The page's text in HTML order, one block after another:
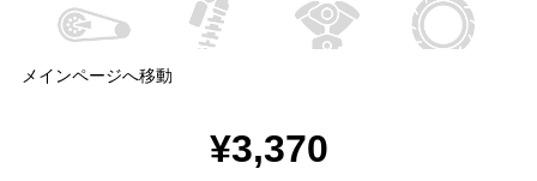
メインページへ移動
¥3,370